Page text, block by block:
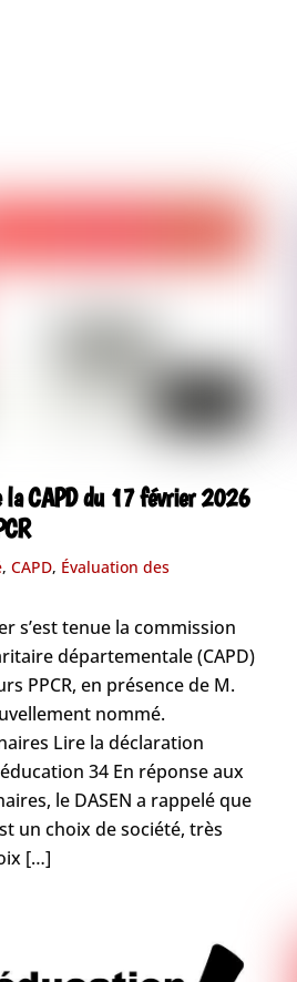
la CAPD du 17 février 2026
,CAPD, Évaluation des
s’est tenue la commission
départementale (CAPD)
PPCR, en présence de M.
nommé.
Lire la déclaration
34 En réponse aux
le DASEN a rappelé que
un choix de société, très
[…]